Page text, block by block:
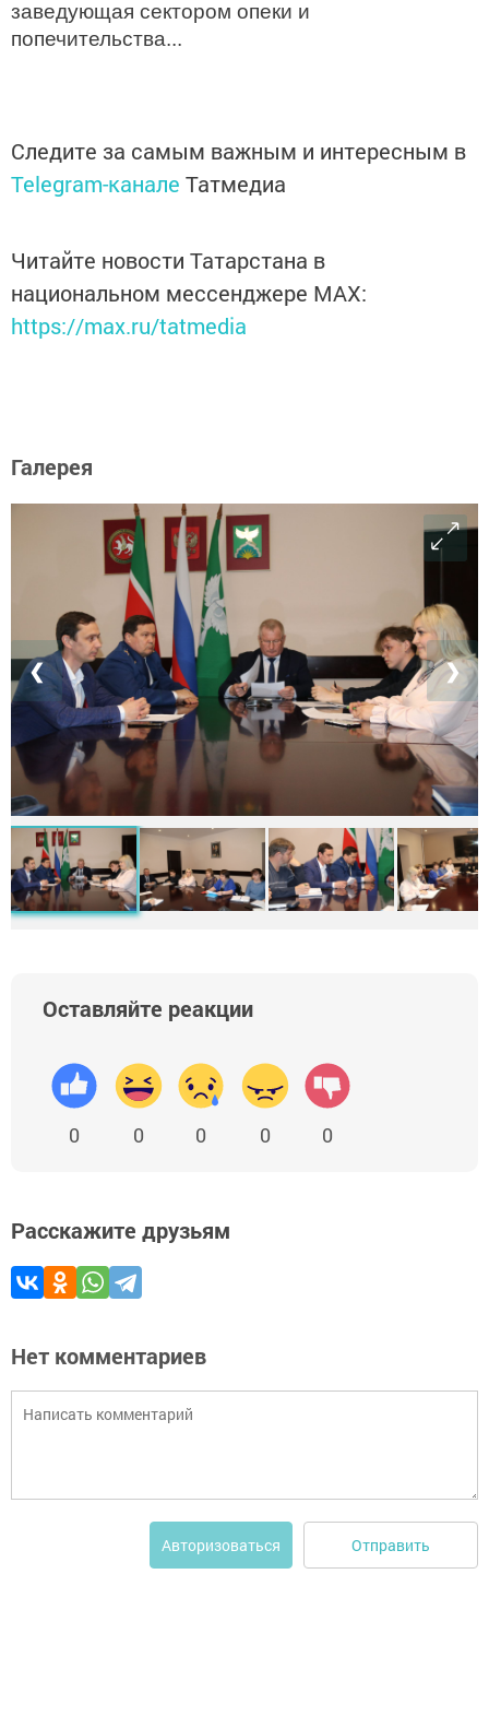
заведующая сектором опеки и
попечительства...
Следите за самым важным и интересным в
Telegram-канале Татмедиа
Читайте новости Татарстана в
национальном мессенджере MАХ:
https://max.ru/tatmedia
Галерея
❮ ❯
Оставляйте реакции
0 0 0 0 0
Расскажите друзьям
Нет комментариев
Авторизоваться Отправить